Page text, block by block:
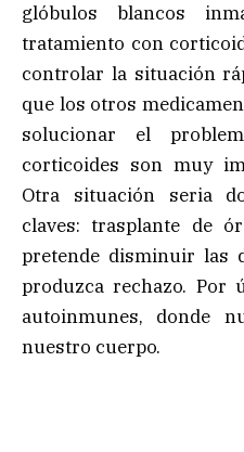
glóbulos blancos
tratamiento con
controlar la situación
que los otros
solucionar el
corticoides son muy
Otra situación seria
claves: trasplante de
pretende disminuir las
produzca rechazo. Por
autoinmunes, donde
nuestro cuerpo.